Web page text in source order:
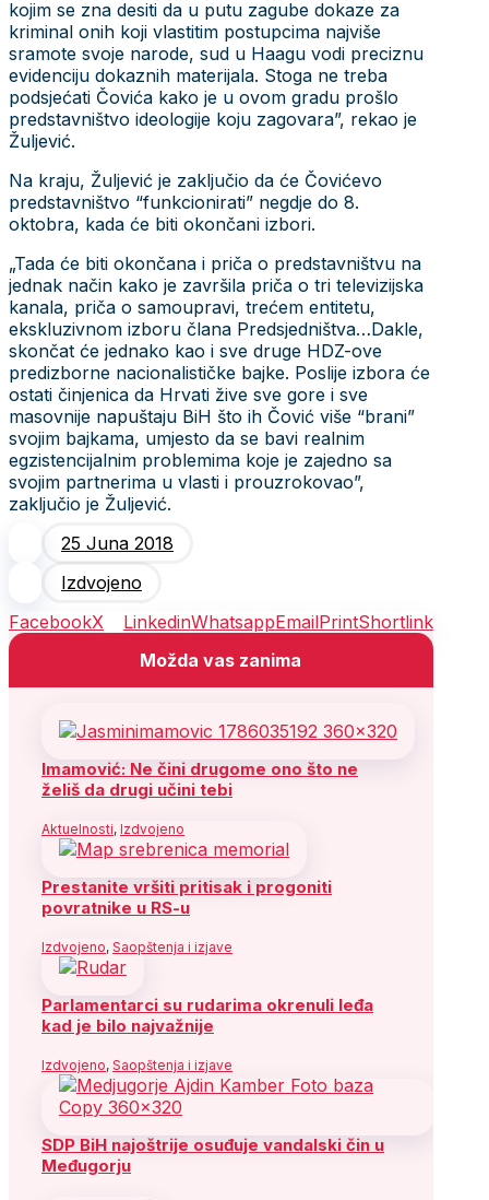
kojim se zna desiti da u putu zagube dokaze za
kriminal onih koji vlastitim postupcima najviše
sramote svoje narode, sud u Haagu vodi preciznu
evidenciju dokaznih materijala. Stoga ne treba
podsjećati Čovića kako je u ovom gradu prošlo
predstavništvo ideologije koju zagovara”, rekao je
Žuljević.
Na kraju, Žuljević je zaključio da će Čovićevo
predstavništvo “funkcionirati” negdje do 8.
oktobra, kada će biti okončani izbori.
„Tada će biti okončana i priča o predstavništvu na
jednak način kako je završila priča o tri televizijska
kanala, priča o samoupravi, trećem entitetu,
ekskluzivnom izboru člana Predsjedništva…Dakle,
skončat će jednako kao i sve druge HDZ-ove
predizborne nacionalističke bajke. Poslije izbora će
ostati činjenica da Hrvati žive sve gore i sve
masovnije napuštaju BiH što ih Čović više “brani”
svojim bajkama, umjesto da se bavi realnim
egzistencijalnim problemima koje je zajedno sa
svojim partnerima u vlasti i prouzrokovao”,
zaključio je Žuljević.
25 Juna 2018
Izdvojeno
FacebookX LinkedinWhatsappEmailPrintShortlink
Možda vas zanima
Imamović: Ne čini drugome ono što ne
želiš da drugi učini tebi
Aktuelnosti, Izdvojeno
Prestanite vršiti pritisak i progoniti
povratnike u RS-u
Izdvojeno, Saopštenja i izjave
Parlamentarci su rudarima okrenuli leđa
kad je bilo najvažnije
Izdvojeno, Saopštenja i izjave
SDP BiH najoštrije osuđuje vandalski čin u
Međugorju